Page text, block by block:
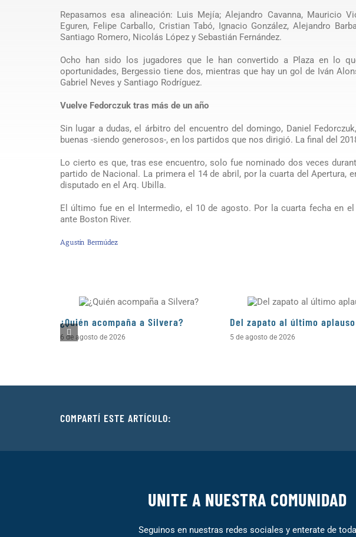
Repasamos esa alineación: Luis Mejía; Alejandro Cavanna, Mauricio
Eguren, Felipe Carballo, Cristian Tabó, Ignacio González, Alejandro
Santiago Romero, Nicolás López y Sebastián Fernández.
Ocho han sido los jugadores que le han convertido a Plaza en lo
oportunidades, Bergessio tiene dos, mientras que hay un gol de Iván
Gabriel Neves y Santiago Rodríguez.
Vuelve Fedorczuk tras más de un año
Sin lugar a dudas, el árbitro del encuentro del domingo, Daniel
buenas -siendo generosos-, en los partidos que nos dirigió. La final del
Lo cierto es que, tras ese encuentro, solo fue nominado dos veces
partido de Nacional. La primera el 14 de abril, por la cuarta del Apertura,
disputado en el Arq. Ubilla.
El último fue en el Intermedio, el 10 de agosto. Por la cuarta fecha en
ante Boston River.
Agustín Bermúdez
¿Quién acompaña a Silvera?
6 de agosto de 2026
Del zapato al último aplauso
5 de agosto de 2026
COMPARTÍ ESTE ARTÍCULO:
UNITE A NUESTRA COMUNIDAD
Seguinos en nuestras redes sociales y enterate de toda